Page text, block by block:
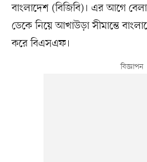
বাংলাদেশ (বিজিবি)। এর আগে
ডেকে নিয়ে আখাউড়া সীমান্তে
করে বিএসএফ।